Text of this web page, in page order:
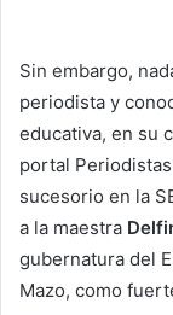
Sin embargo,
periodista y
educativa, en su
portal
sucesorio en la
a la maestra
gubernatura del
Mazo, como